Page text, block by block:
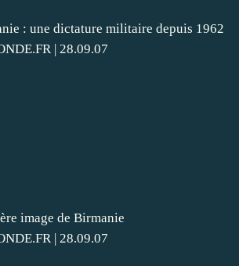
: une dictature militaire depuis 1962
| 28.09.07
image de Birmanie
| 28.09.07